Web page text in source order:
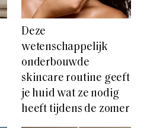
Deze
wetenschappelijk
onderbouwde
skincare routine geeft
je huid wat ze nodig
heeft tijdens de zomer